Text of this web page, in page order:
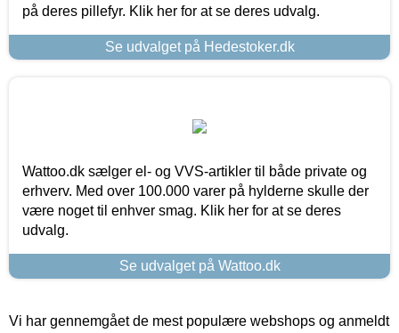
på deres pillefyr. Klik her for at se deres udvalg.
Se udvalget på Hedestoker.dk
Wattoo.dk sælger el- og VVS-artikler til både private og
erhverv. Med over 100.000 varer på hylderne skulle der
være noget til enhver smag. Klik her for at se deres
udvalg.
Se udvalget på Wattoo.dk
Vi har gennemgået de mest populære webshops og anmeldt